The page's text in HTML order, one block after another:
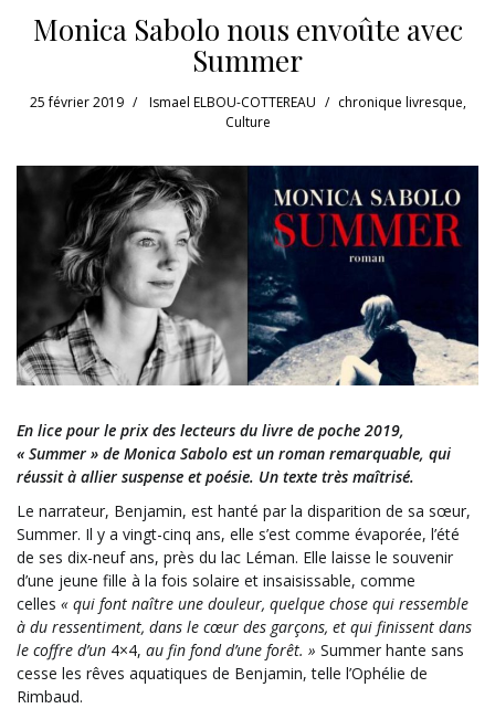
Monica Sabolo nous envoûte avec
Summer
25 février 2019 Ismael ELBOU-COTTEREAU chronique livresque,
Culture
En lice pour le prix des lecteurs du livre de poche 2019,
« Summer » de Monica Sabolo est un roman remarquable, qui
réussit à allier suspense et poésie. Un texte très maîtrisé.
Le narrateur, Benjamin, est hanté par la disparition de sa sœur,
Summer. Il y a vingt-cinq ans, elle s’est comme évaporée, l’été
de ses dix-neuf ans, près du lac Léman. Elle laisse le souvenir
d’une jeune fille à la fois solaire et insaisissable, comme
celles « qui font naître une douleur, quelque chose qui ressemble
à du ressentiment, dans le cœur des garçons, et qui finissent dans
le coffre d’un 4×4, au fin fond d’une forêt. » Summer hante sans
cesse les rêves aquatiques de Benjamin, telle l’Ophélie de
Rimbaud.